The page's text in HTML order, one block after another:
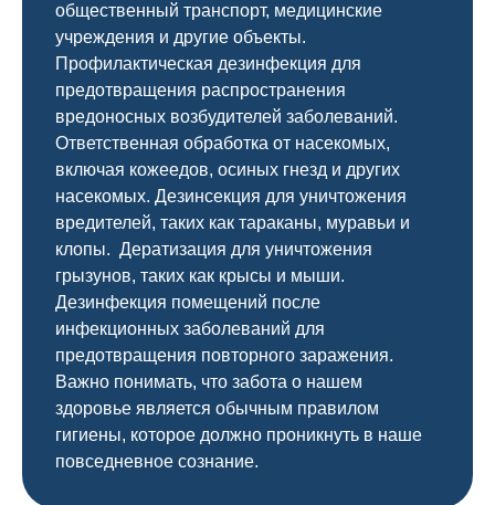
общественный транспорт, медицинские
учреждения и другие объекты.
Профилактическая дезинфекция для
предотвращения распространения
вредоносных возбудителей заболеваний.
Ответственная обработка от насекомых,
включая кожеедов, осиных гнезд и других
насекомых. Дезинсекция для уничтожения
вредителей, таких как тараканы, муравьи и
клопы. Дератизация для уничтожения
грызунов, таких как крысы и мыши.
Дезинфекция помещений после
инфекционных заболеваний для
предотвращения повторного заражения.
Важно понимать, что забота о нашем
здоровье является обычным правилом
гигиены, которое должно проникнуть в наше
повседневное сознание.